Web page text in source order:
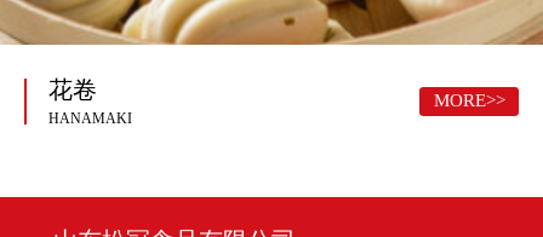
花卷
HANAMAKI
MORE>>